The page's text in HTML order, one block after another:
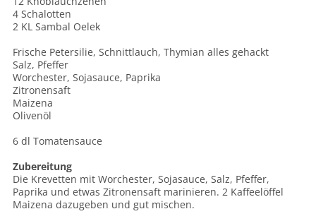
4 Schalotten
2 KL Sambal Oelek
Frische Petersilie, Schnittlauch, Thymian alles gehackt
Salz, Pfeffer
Worchester, Sojasauce, Paprika
Zitronensaft
Maizena
Olivenöl
6 dl Tomatensauce
Zubereitung
Die Krevetten mit Worchester, Sojasauce, Salz, Pfeffer,
Paprika und etwas Zitronensaft marinieren. 2 Kaffeelöffel
Maizena dazugeben und gut mischen.